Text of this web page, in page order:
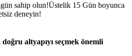
sahip olun!Üstelik 15 Gün boyunca
deneyin!
doğru altyapıyı seçmek önemli